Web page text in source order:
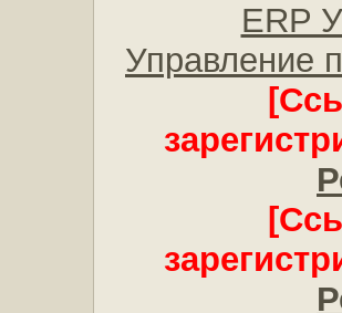
ERP
Управление